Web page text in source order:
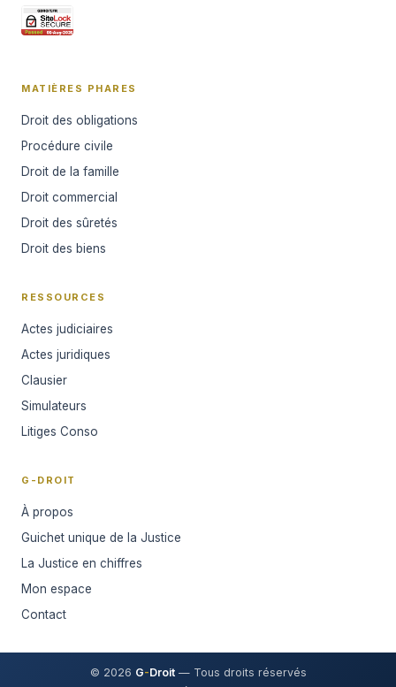
MATIÈRES PHARES
Droit des obligations
Procédure civile
Droit de la famille
Droit commercial
Droit des sûretés
Droit des biens
RESSOURCES
Actes judiciaires
Actes juridiques
Clausier
Simulateurs
Litiges Conso
G-DROIT
À propos
Guichet unique de la Justice
La Justice en chiffres
Mon espace
Contact
© 2026 G-Droit— Tous droits réservés